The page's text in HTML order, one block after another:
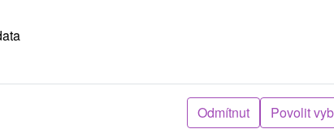
skotu a koní, výrobu obilovin, slámy a...
Odmítnut Povolit